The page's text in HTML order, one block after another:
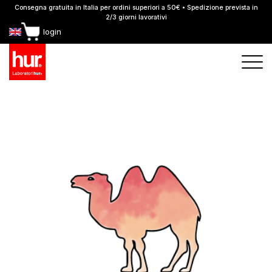
Consegna gratuita in Italia per ordini superiori a 50€ • Spedizione prevista in
2/3 giorni lavorativi
login